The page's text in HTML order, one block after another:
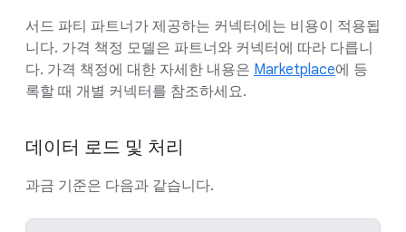
서드 파티 파트너가 제공하는 커넥터에는 비용이 적용됩
니다. 가격 책정 모델은 파트너와 커넥터에 따라 다릅니
다. 가격 책정에 대한 자세한 내용은 Marketplace에 등
록할 때 개별 커넥터를 참조하세요.
데이터 로드 및 처리
과금 기준은 다음과 같습니다.